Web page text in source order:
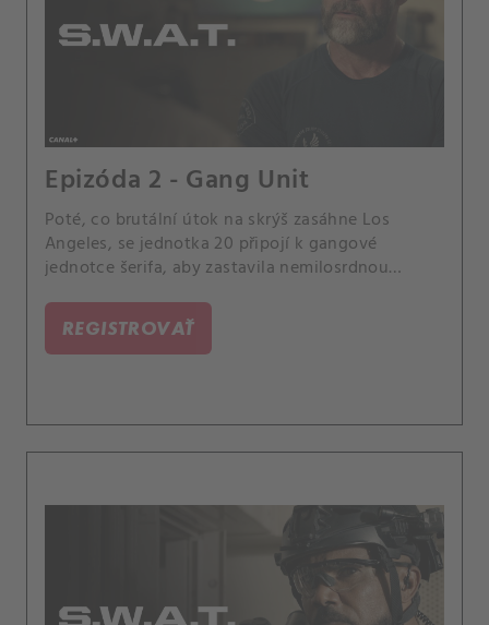
Epizóda 2 - Gang Unit
Poté, co brutální útok na skrýš zasáhne Los
Angeles, se jednotka 20 připojí k gangové
jednotce šerifa, aby zastavila nemilosrdnou
REGISTROVAŤ